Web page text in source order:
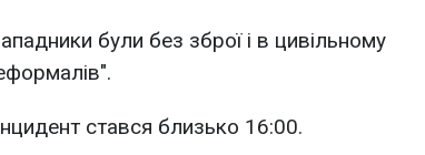
були без зброї і в цивільному
стався близько 16:00.